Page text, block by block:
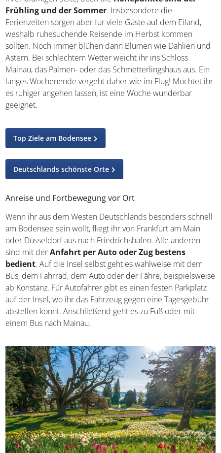
realisieren. Orientiert euch an unseren nachfolgenden
Tipps und freut euch auf den super entspannten Urlaub
in Baden-Württemberg!
Ideale Reisezeit und Reisedauer
Fast das ganze Jahr über zeigt sich die Insel Mainau von
ihrer blumigen Seite, doch dieHöhepunkte sind der
Frühling und der Sommer
weshalb ruhesuchende Reisende im Herbst kommen
sollten. Noch immer blühen dann Blumen wie Dahlien
Mainau, das Palmen- oder das Schmetterlingshaus aus.
Ein langes Wochenende vergeht daher wie im Flug!
wunderbar geeignet.
Top Ziele am Bodensee
Deutschlands schönste Orte
Anreise und Fortbewegung vor Ort
Wenn ihr aus dem Westen Deutschlands besonders
schnell am Bodensee sein wollt, fliegt ihr von Frankfurt am
anderen sind mit derAnfahrt per Auto oder Zug
bestens bedient. Auf die Insel selbst geht es wahlweise
mit dem Bus, dem Fahrrad, dem Auto oder der Fähre,
beispielsweise ab Konstanz. Für Autofahrer gibt es einen
festen Parkplatz auf der Insel, wo ihr das Fahrzeug gegen
eine Tagesgebühr abstellen könnt. Anschließend geht es
zu Fuß oder mit einem Bus nach Mainau.